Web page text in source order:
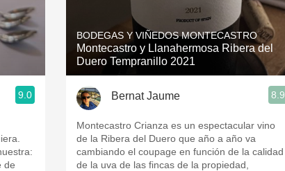
Acidity
2010 Chablis
Coravin
9.0
de
BODEGAS Y VIÑEDOS MONTECASTRO
Montecastro y Llanahermosa Ribera del
Duero Tempranillo 2021
Bernat Jaume 8.9
Montecastro Crianza es un espectacular vino
de la Ribera del Duero que año a año va
cambiando el coupage en función de la calidad
de la uva de las fincas de la propiedad,